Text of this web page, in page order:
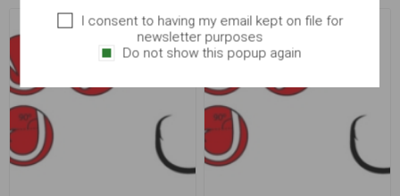
I consent to having my email kept on file for
newsletter purposes
Do not show this popup again